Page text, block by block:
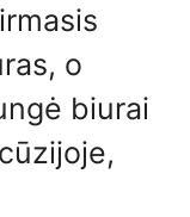
o
biurai